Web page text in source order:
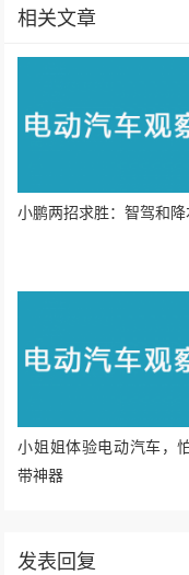
相关文章
小鹏两招求胜：智驾和
小姐姐体验电动汽车，
带神器
发表回复